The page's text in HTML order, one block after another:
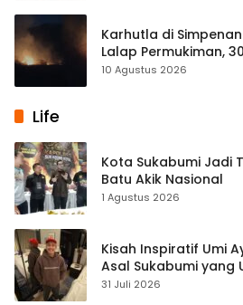
Karhutla di
Lalap Permukiman,
Terancam
10 Agustus 2026
Life
Kota Sukabumi Jadi
Batu Akik Nasional
1 Agustus 2026
Kisah Inspiratif Umi
Asal Sukabumi yang
Streaming
31 Juli 2026